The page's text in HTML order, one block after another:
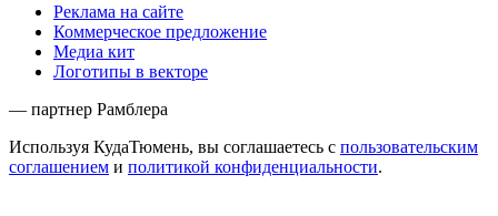
Реклама на сайте
Коммерческое предложение
Медиа кит
Логотипы в векторе
— партнер Рамблера
Используя КудаТюмень, вы соглашаетесь с пользовательским
соглашением и политикой конфиденциальности.